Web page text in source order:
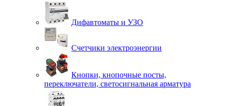
Дифавтоматы и УЗО
Счетчики электроэнергии
Кнопки, кнопочные посты,
переключатели, светосигнальная арматура